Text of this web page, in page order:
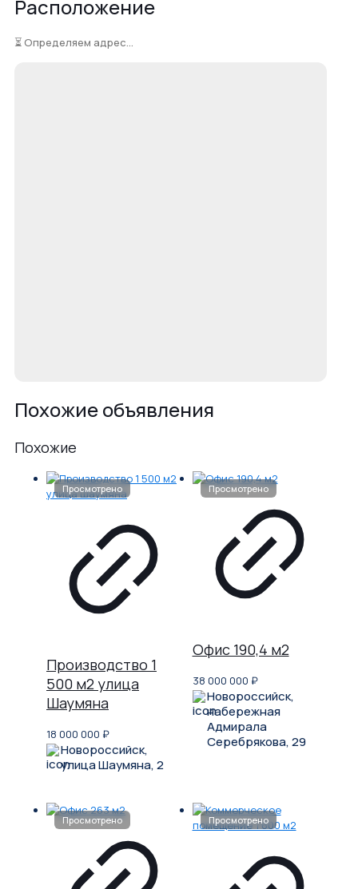
Расположение
⏳ Определяем адрес...
Похожие объявления
Похожие
Производство 1
500 м2 улица
Шаумяна
18 000 000 ₽
Новороссийск,
улица Шаумяна, 2
Офис 190,4 м2
38 000 000 ₽
Новороссийск,
набережная
Адмирала
Серебрякова, 29